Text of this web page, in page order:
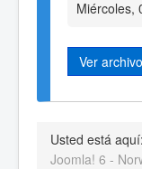
Miércoles,
Ver
Usted está aquí:
Joomla! 6 -